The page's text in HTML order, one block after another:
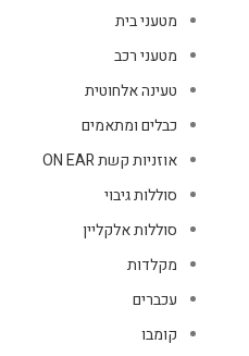
מטעני בית
מטעני רכב
טעינה אלחוטית
כבלים ומתאמים
אוזניות קשת ON EAR
סוללות גיבוי
סוללות אלקליין
מקלדות
עכברים
קומבו